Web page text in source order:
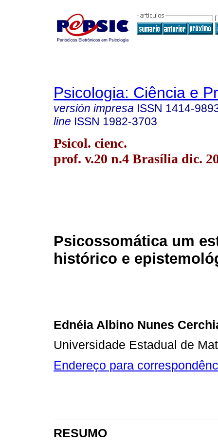
Psicologia: Ciência e
versión impresa ISSN 1414-
line ISSN 1982-3703
Psicol. cienc.
prof. v.20 n.4 Brasília dic.
Psicossomática um
histórico e
Ednéia Albino Nunes
Universidade Estadual de
Endereço para
RESUMO